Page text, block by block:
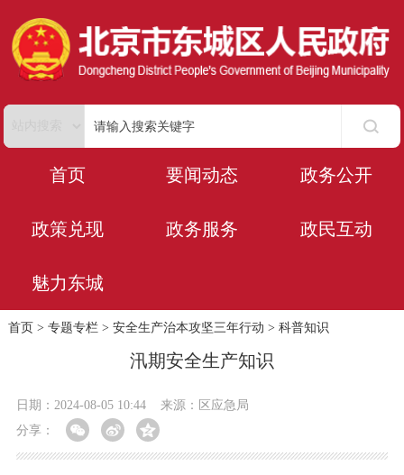
首页 要闻动态 政务公开
政策兑现 政务服务 政民互动
魅力东城
首页 > 专题专栏> 安全生产治本攻坚三年行动 > 科普知识
汛期安全生产知识
日期：2024-08-05 10:44
来源：区应急局
分享：